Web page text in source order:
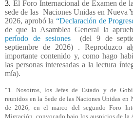
3. El Foro Internacional de Examen de
sede de las Naciones Unidas en Nueva
2026, aprobó la “Declaración de
de que la Asamblea General la
período de sesiones
(del 9 de
septiembre de 2026) . Reproduzco
importante contenido y, como hago
las personas interesadas a la lectura
mía).
“1. Nosotros, los Jefes de Estado y de
reunidos en la Sede de las Naciones Unidas
de 2026, en el marco del segundo Foro
Migración, convocado bajo los auspicios de la